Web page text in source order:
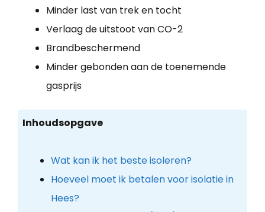
Minder last van trek en tocht
Verlaag de uitstoot van CO-2
Brandbeschermend
Minder gebonden aan de toenemende
gasprijs
Inhoudsopgave
Wat kan ik het beste isoleren?
Hoeveel moet ik betalen voor isolatie in
Hees?